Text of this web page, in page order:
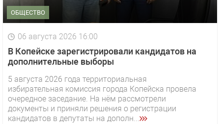
ОБЩЕСТВО
06 августа 2026 16:00
В Копейске зарегистрировали кандидатов на
дополнительные выборы
5 августа 2026 года территориальная
избирательная комиссия города Копейска провела
очередное заседание. На нём рассмотрели
документы и приняли решения о регистрации
кандидатов в депутаты на дополн...